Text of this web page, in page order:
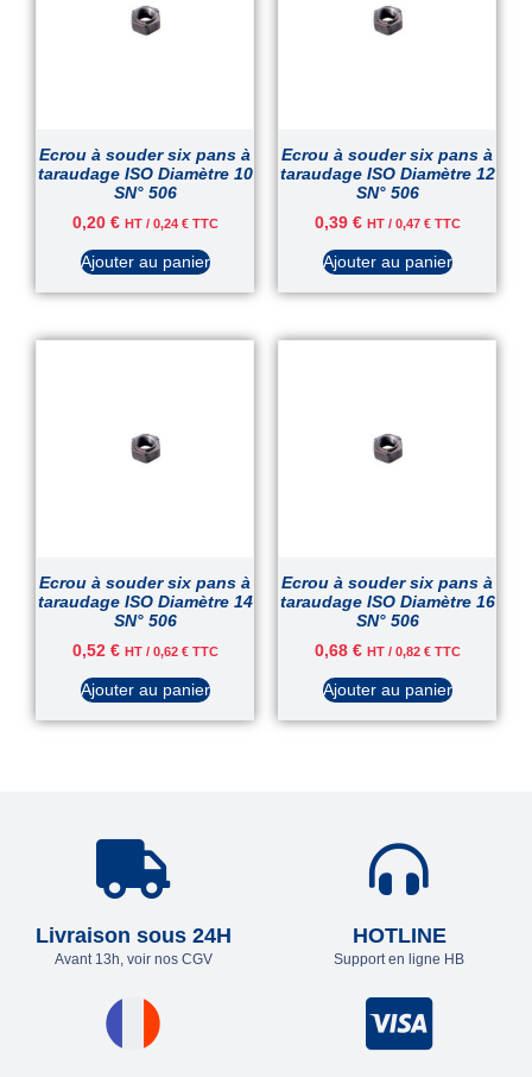
Ecrou à souder six pans à
taraudage ISO Diamètre 10
SN° 506
0,20 € HT / 0,24 €TTC
Ajouter au panier
Ecrou à souder six pans à
taraudage ISO Diamètre 12
SN° 506
0,39 € HT / 0,47 €TTC
Ajouter au panier
Ecrou à souder six pans à
taraudage ISO Diamètre 14
SN° 506
0,52 € HT / 0,62 €TTC
Ajouter au panier
Ecrou à souder six pans à
taraudage ISO Diamètre 16
SN° 506
0,68 € HT / 0,82 €TTC
Ajouter au panier
Livraison sous 24H
Avant 13h, voir nos CGV
HOTLINE
Support en ligne HB